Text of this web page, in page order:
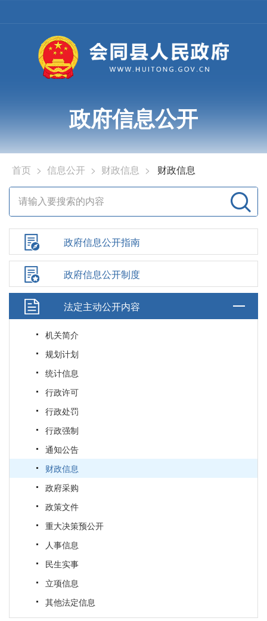
政府信息公开
首页 > 信息公开 > 财政信息 > 财政信息
政府信息公开指南
政府信息公开制度
法定主动公开内容
机关简介
规划计划
统计信息
行政许可
行政处罚
行政强制
通知公告
财政信息
政府采购
政策文件
重大决策预公开
人事信息
民生实事
立项信息
其他法定信息